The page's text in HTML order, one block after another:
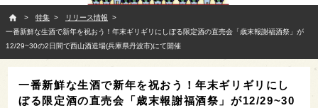
特集
リリース情報
一番新鮮な生酒で新年を祝おう！年末ギリギリにしぼる限定酒の直売会「歳末報謝福酒祭」が
12/29~30の2日間で西山酒造場(兵庫県丹波市)にて開催
一番新鮮な生酒で新年を祝おう！年末ギリギリにし
ぼる限定酒の直売会「歳末報謝福酒祭」が12/29~30